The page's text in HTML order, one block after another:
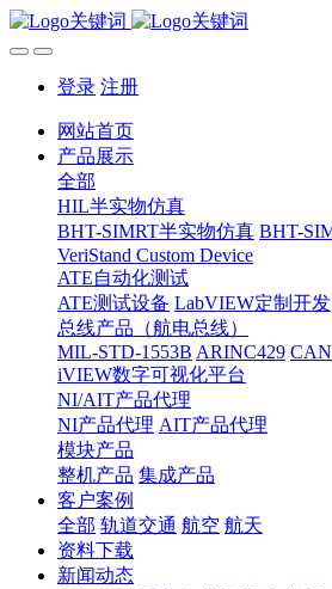
登录 注册
网站首页
产品展示
全部
HIL半实物仿真
BHT-SIMRT半实物仿真 BHT-
VeriStand Custom Device
ATE自动化测试
ATE测试设备 LabVIEW定制开发
总线产品（航电总线）
MIL-STD-1553B ARINC429 CAN
iVIEW数字可视化平台
NI/AIT产品代理
NI产品代理 AIT产品代理
模块产品
整机产品 集成产品
客户案例
全部 轨道交通 航空 航天
资料下载
新闻动态